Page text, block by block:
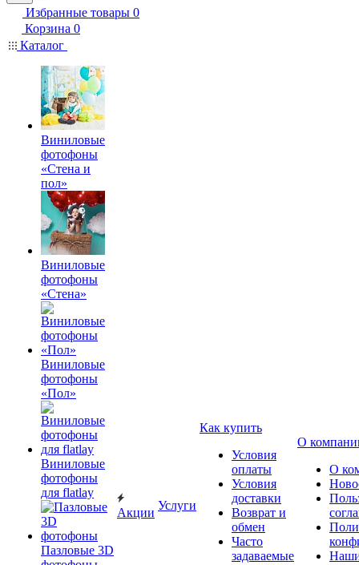
Избранные товары 0
Корзина 0
Каталог
Виниловые
фотофоны
«Стена и
пол»
Виниловые
фотофоны
«Стена»
Виниловые
фотофоны
«Пол»
Виниловые
фотофоны
для flatlay
Пазловые 3D
Акции
Услуги
Как купить
Условия
оплаты
Условия
доставки
Возврат и
обмен
Часто
задаваемые
О
О